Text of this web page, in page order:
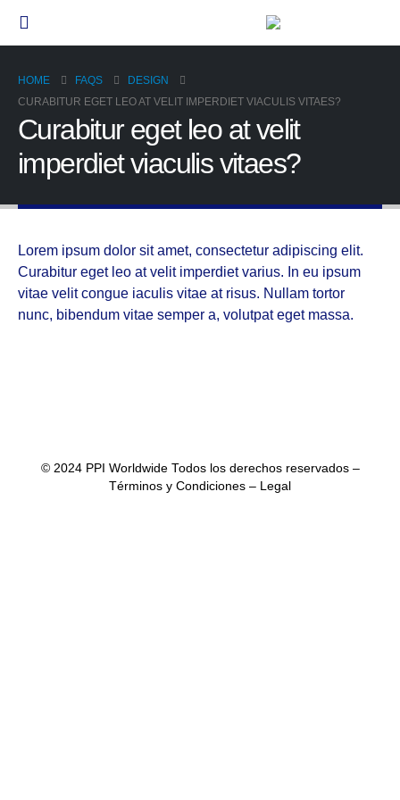
HOME FAQS
DESIGN
CURABITUR EGET LEO AT VELIT IMPERDIET VIACULIS VITAES?
Curabitur eget leo at velit
imperdiet viaculis vitaes?
Lorem ipsum dolor sit amet, consectetur adipiscing elit.
Curabitur eget leo at velit imperdiet varius. In eu ipsum
vitae velit congue iaculis vitae at risus. Nullam tortor
nunc, bibendum vitae semper a, volutpat eget massa.
© 2024 PPI Worldwide Todos los derechos reservados –
Términos y Condiciones – Legal